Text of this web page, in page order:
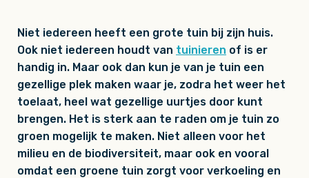
Niet iedereen heeft een grote tuin bij zijn huis.
Ook niet iedereen houdt van tuinieren of is er
handig in. Maar ook dan kun je van je tuin een
gezellige plek maken waar je, zodra het weer het
toelaat, heel wat gezellige uurtjes door kunt
brengen. Het is sterk aan te raden om je tuin zo
groen mogelijk te maken. Niet alleen voor het
milieu en de biodiversiteit, maar ook en vooral
omdat een groene tuin zorgt voor verkoeling en